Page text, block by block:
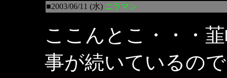
■2003/06/11 (水) ニラマン
ここんとこ・・・
事が続いているの